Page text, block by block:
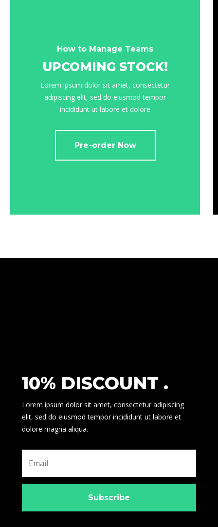
How to Manage Teams
UPCOMING STOCK!
Lorem ipsum dolor sit amet, consectetur
adipiscing elit, sed do eiusmod tempor
incididunt ut labore et dolore
Pre-order Now
10% DISCOUNT .
Lorem ipsum dolor sit amet, consectetur adipiscing
elit, sed do eiusmod tempor incididunt ut labore et
dolore magna aliqua.
Subscribe